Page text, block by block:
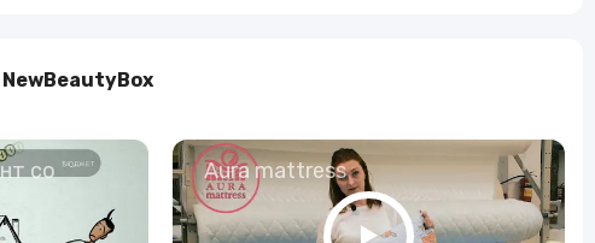
со
Aura mattress